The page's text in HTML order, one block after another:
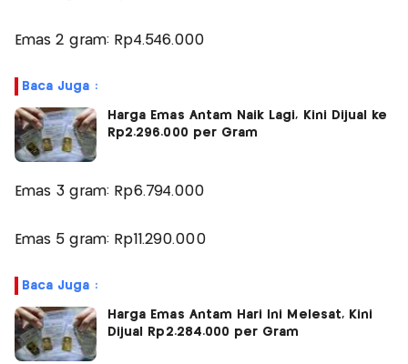
Emas 2 gram: Rp4.546.000
Baca Juga :
Harga Emas Antam Naik Lagi, Kini Dijual ke
Rp2.296.000 per Gram
Emas 3 gram: Rp6.794.000
Emas 5 gram: Rp11.290.000
Baca Juga :
Harga Emas Antam Hari Ini Melesat, Kini
Dijual Rp2.284.000 per Gram